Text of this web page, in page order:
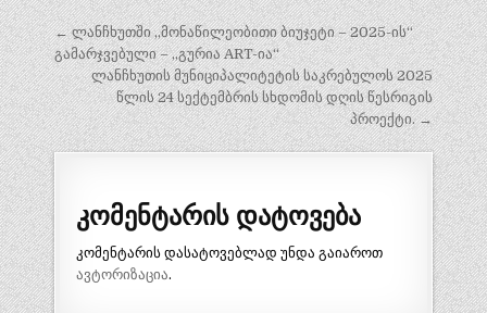
პოსტის
ნავიგაცია
← ლანჩხუთში ,,მონაწილეობითი ბიუჯეტი – 2025-ის“
გამარჯვებული – ,,გურია ART-ია“
ლანჩხუთის მუნიციპალიტეტის საკრებულოს 2025
წლის 24 სექტემბრის სხდომის დღის წესრიგის
პროექტი. →
კომენტარის დატოვება
კომენტარის დასატოვებლად უნდა გაიაროთ
ავტორიზაცია.